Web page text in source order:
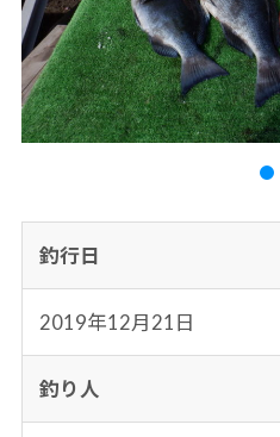
釣行日
2019年12月21日
釣り人